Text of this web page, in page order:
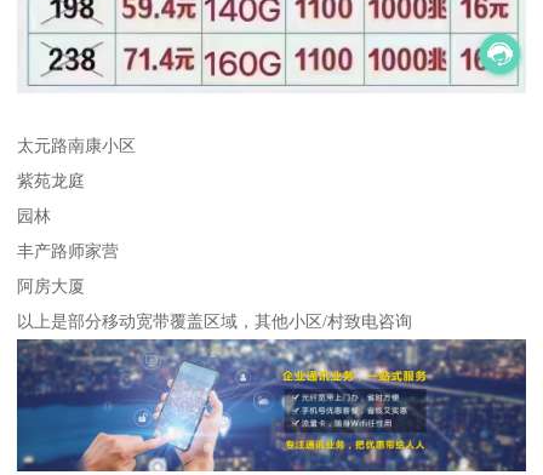
太元路南康小区
紫苑龙庭
园林
丰产路师家营
阿房大厦
以上是部分移动宽带覆盖区域，其他小区/村致电咨询